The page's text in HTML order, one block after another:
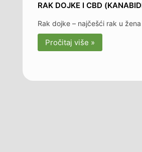
RAK DOJKE I CBD
Rak dojke – najčešći rak u žena
Pročitaj više »